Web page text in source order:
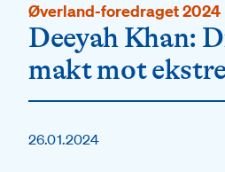
Øverland-foredraget 2024
Deeyah Khan:
makt mot
26.01.2024